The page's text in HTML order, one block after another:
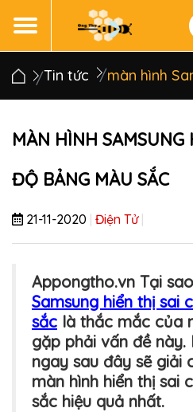
Tin tức màn hình
MÀN HÌNH SAMSUNG
ĐỘ BẢNG MÀU SẮC
21-11-2020 Điện Tử
Appongtho.vn Tại sao
Samsung hiển thị sai
sắc là thắc mắc của
gặp phải vấn đề này.
ngay sau đây sẽ giải
màn hình hiển thị sai
sắc hiệu quả nhất.